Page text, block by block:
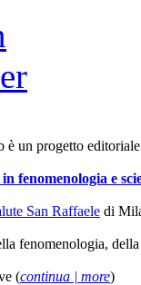
è un progetto
fenomenologia e
San Raffaele di
fenomenologia,
(continua | more)